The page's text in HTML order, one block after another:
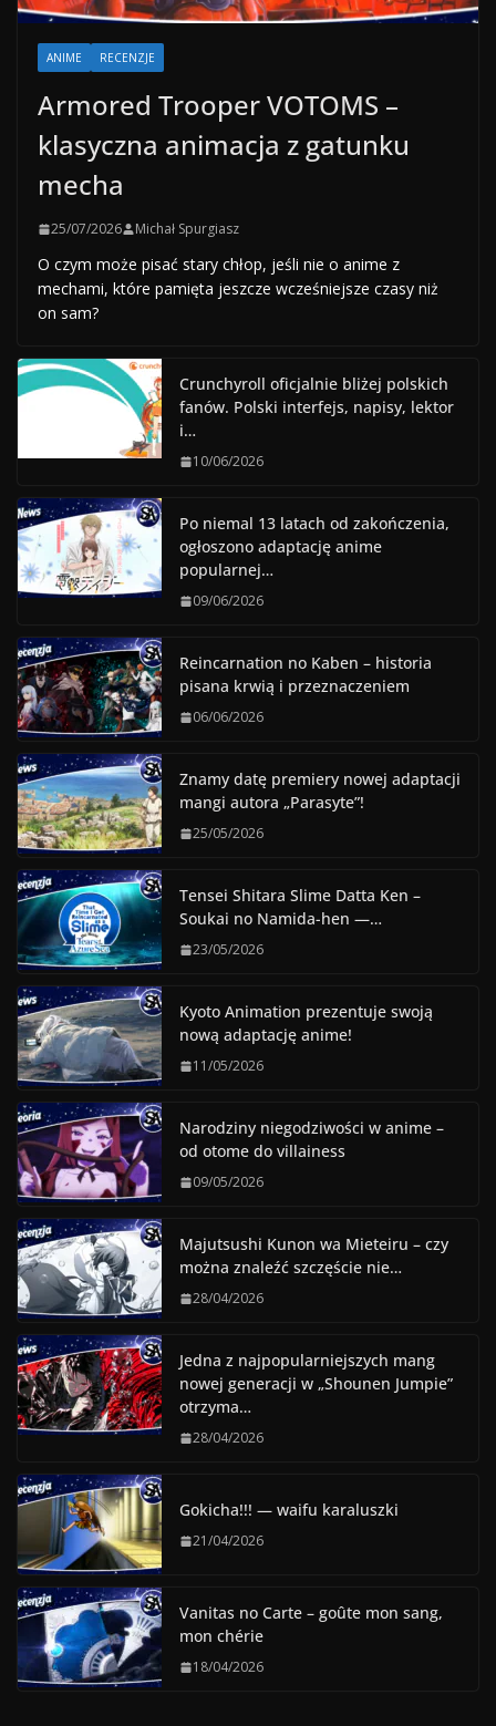
ANIME RECENZJE
Armored Trooper VOTOMS –
klasyczna animacja z gatunku
mecha
25/07/2026 Michał Spurgiasz
O czym może pisać stary chłop, jeśli nie o anime z
mechami, które pamięta jeszcze wcześniejsze czasy niż
on sam?
Crunchyroll oficjalnie bliżej polskich
fanów. Polski interfejs, napisy, lektor
i…
10/06/2026
Po niemal 13 latach od zakończenia,
ogłoszono adaptację anime
popularnej…
09/06/2026
Reincarnation no Kaben – historia
pisana krwią i przeznaczeniem
06/06/2026
Znamy datę premiery nowej adaptacji
mangi autora „Parasyte”!
25/05/2026
Tensei Shitara Slime Datta Ken –
Soukai no Namida-hen —…
23/05/2026
Kyoto Animation prezentuje swoją
nową adaptację anime!
11/05/2026
Narodziny niegodziwości w anime –
od otome do villainess
09/05/2026
Majutsushi Kunon wa Mieteiru – czy
można znaleźć szczęście nie…
28/04/2026
Jedna z najpopularniejszych mang
nowej generacji w „Shounen Jumpie”
otrzyma…
28/04/2026
Gokicha!!! — waifu karaluszki
21/04/2026
Vanitas no Carte – goûte mon sang,
mon chérie
18/04/2026